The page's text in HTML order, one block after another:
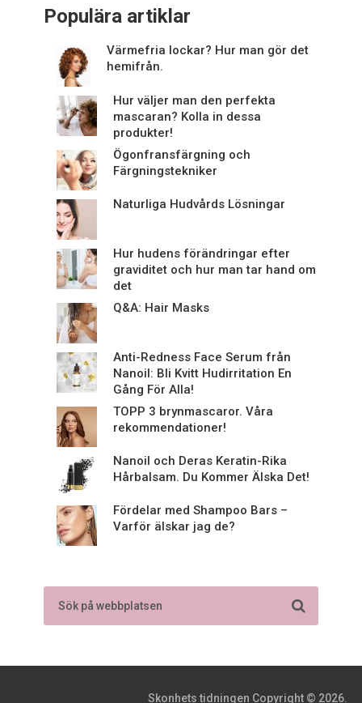
Populära artiklar
Värmefria lockar? Hur man gör det
hemifrån.
Hur väljer man den perfekta
mascaran? Kolla in dessa
produkter!
Ögonfransfärgning och
Färgningstekniker
Naturliga Hudvårds Lösningar
Hur hudens förändringar efter
graviditet och hur man tar hand om
det
Q&A: Hair Masks
Anti-Redness Face Serum från
Nanoil: Bli Kvitt Hudirritation En
Gång För Alla!
TOPP 3 brynmascaror. Våra
rekommendationer!
Nanoil och Deras Keratin-Rika
Hårbalsam. Du Kommer Älska Det!
Fördelar med Shampoo Bars –
Varför älskar jag de?
Skonhets tidningen Copyright © 2026.